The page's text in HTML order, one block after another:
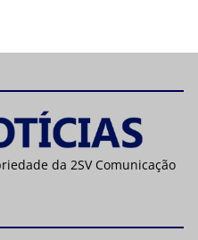
da 2SV Comunicação